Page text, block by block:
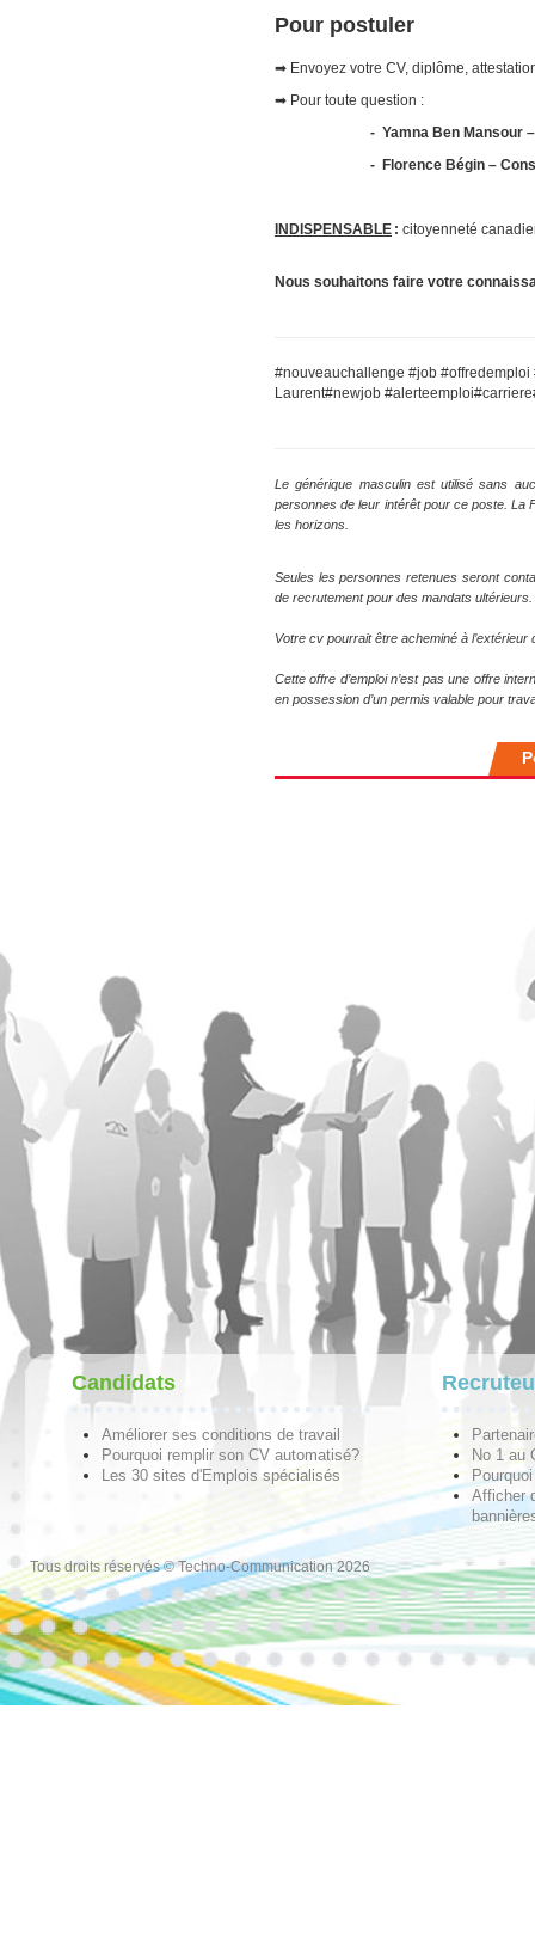
Pour postuler
➡ Envoyez votre CV, diplôme,
➡ Pour toute question :
- Yamna Ben Mansour
- Florence Bégin –
INDISPENSABLE : citoyenneté
Nous souhaitons faire votre
#nouveauchallenge #job
Laurent#newjob
Le générique masculin est utilisé sans
personnes de leur intérêt pour ce poste. La
les horizons.
Seules les personnes retenues seront
de recrutement pour des mandats ultérieurs.
Votre cv pourrait être acheminé à l’extérieur
Cette offre d’emploi n’est pas une offre
en possession d’un permis valable pour
Candidats
Améliorer ses conditions de travail
Pourquoi remplir son CV automatisé?
Les 30 sites d'Emplois spécialisés
No 1 au
Afficher
Tous droits réservés © Techno-Communication 2026